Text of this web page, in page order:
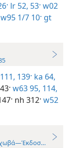
lr 52, 53· w02
w95 1/7 10· gt
111, 139· ka 64,
w63 95, 114,
nh 312· w52
2019